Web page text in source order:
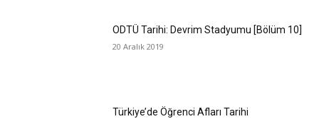
ODTÜ Tarihi: Devrim Stadyumu [Bölüm 10]
20 Aralık 2019
Türkiye’de Öğrenci Afları Tarihi